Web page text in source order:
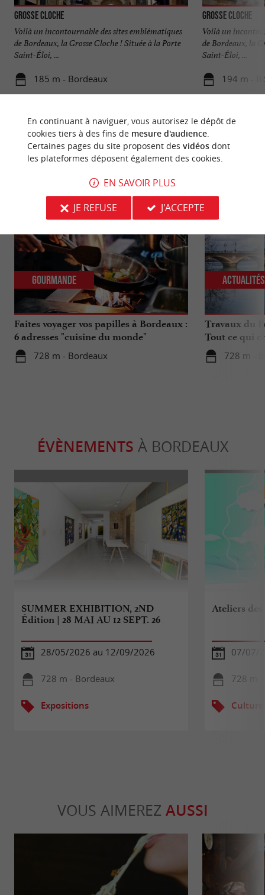
Grosse Cloche
Voilà un incontournable des sites emblématiques
de Bordeaux, la Grosse Cloche ! Située à la Porte
Saint-Éloi, ...
185 m - Bordeaux
Grosse Cloche
Voilà un
de Bordeaux, la
Saint-Éloi, ...
194 m -
NOUS AVONS TESTÉ
Faites voyager vos papilles à Bordeaux :
6 adresses "cuisine du monde"
728 m - Bordeaux
Gourmande
Travaux du
Tout ce qui
728 m -
Actualités
ÉVÈNEMENTS À BORDEAUX
SUMMER EXHIBITION, 2ND
Édition | 28 MAI AU 12 SEPT. 26
28/05/2026 au 12/09/2026
728 m - Bordeaux
Expositions
Ateliers des
07/07/
728 m
Culture
VOUS AIMEREZ AUSSI
En continuant à naviguer, vous autorisez le dépôt de
cookies tiers à des fins de mesure d'audience.
Certaines pages du site proposent des vidéosdont
les plateformes déposent également des cookies.
EN SAVOIR PLUS
JE REFUSE
J'ACCEPTE